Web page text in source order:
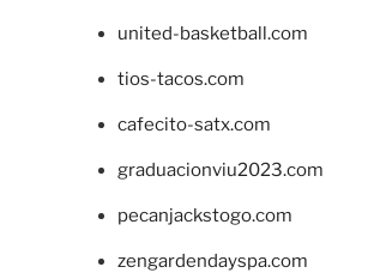
united-basketball.com
tios-tacos.com
cafecito-satx.com
graduacionviu2023.com
pecanjackstogo.com
zengardendayspa.com